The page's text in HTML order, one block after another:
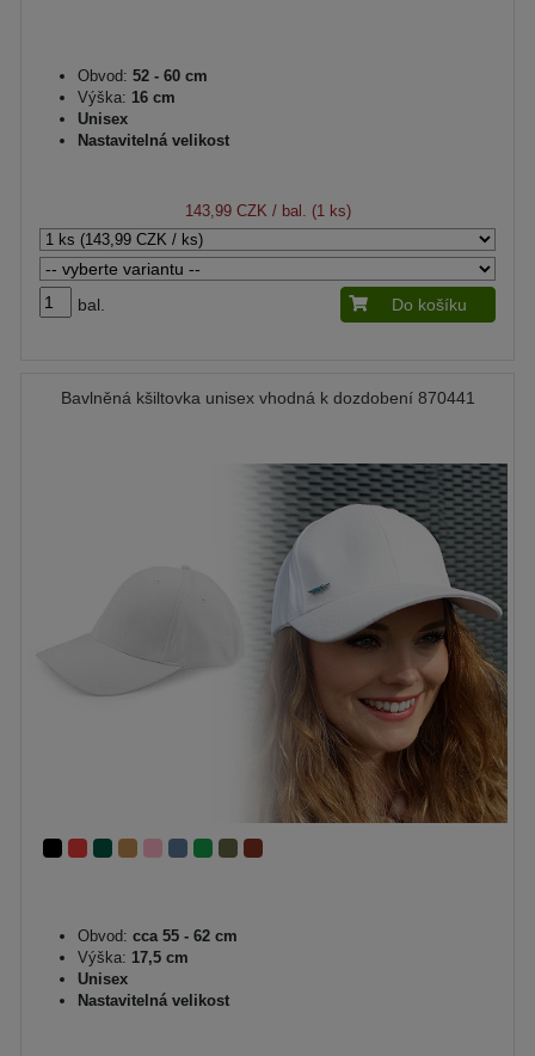
Obvod: 52 - 60 cm
Výška: 16 cm
Unisex
Nastavitelná velikost
143,99 CZK / bal. (1 ks)
bal. Do košíku
Bavlněná kšiltovka unisex vhodná k dozdobení 870441
Obvod: cca 55 - 62 cm
Výška: 17,5 cm
Unisex
Nastavitelná velikost